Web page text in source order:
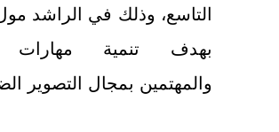
التاسع، وذلك في الراشد مول
بهدف تنمية مهارات
والمهتمين بمجال التصوير